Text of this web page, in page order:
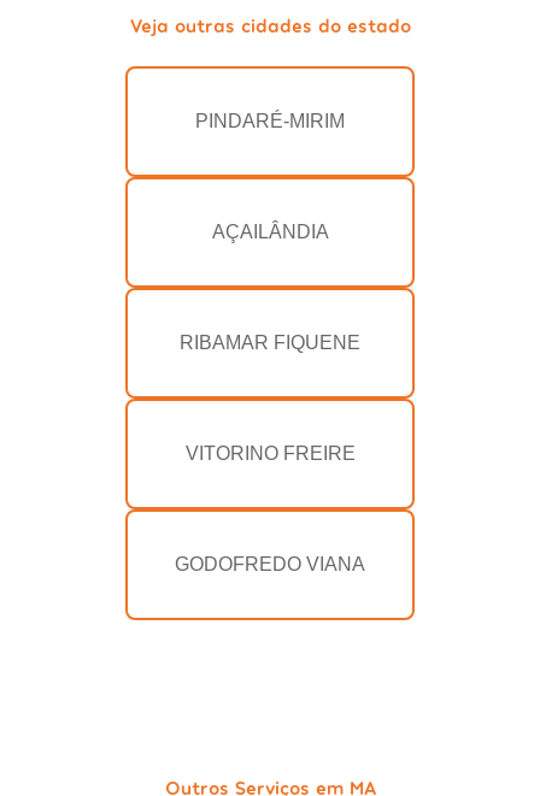
Veja outras cidades do estado
PINDARÉ-MIRIM
AÇAILÂNDIA
RIBAMAR FIQUENE
VITORINO FREIRE
GODOFREDO VIANA
Outros Serviços em MA